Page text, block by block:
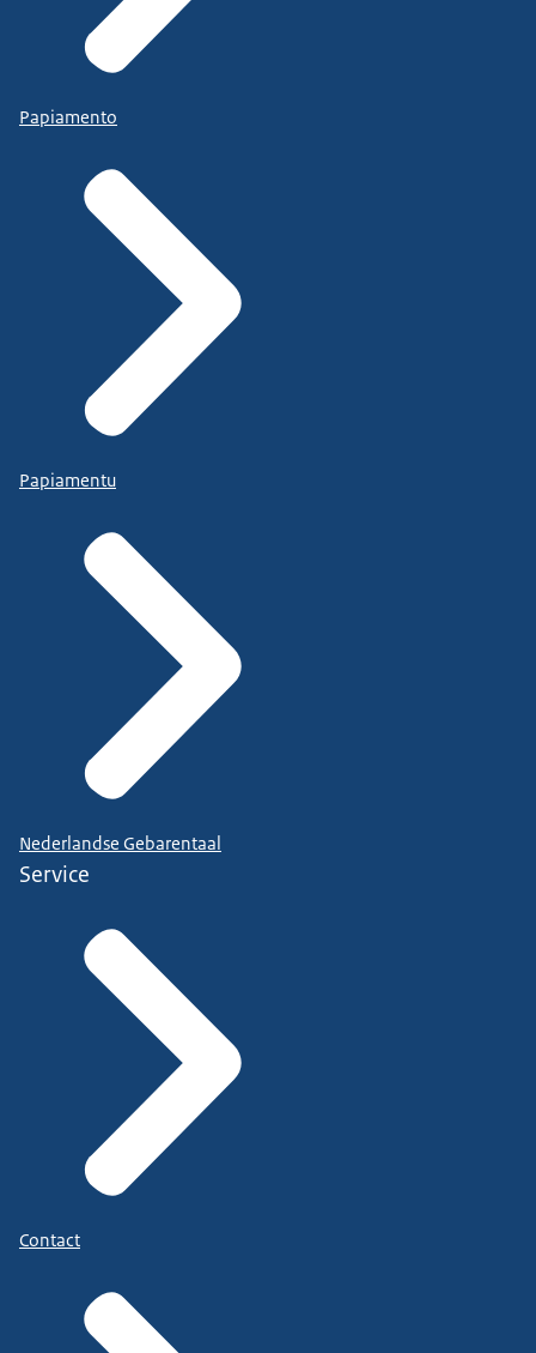
Papiamento
Papiamentu
Nederlandse Gebarentaal
Service
Contact